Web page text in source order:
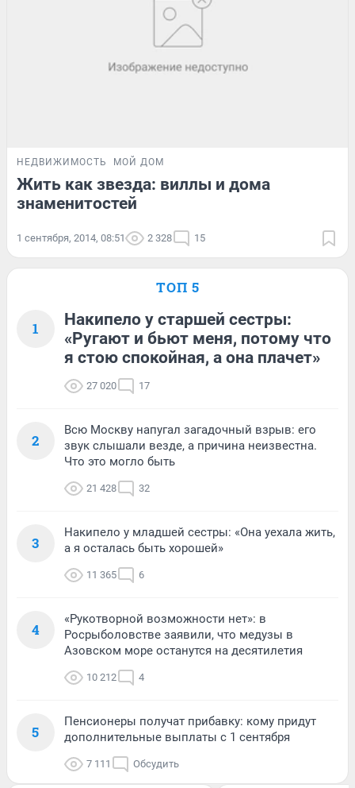
НЕДВИЖИМОСТЬ МОЙ ДОМ
Жить как звезда: виллы и дома
знаменитостей
1 сентября, 2014, 08:51 2 328 15
ТОП 5
1
Накипело у старшей сестры:
«Ругают и бьют меня, потому что
я стою спокойная, а она плачет»
27 020 17
2
Всю Москву напугал загадочный взрыв: его
звук слышали везде, а причина неизвестна.
Что это могло быть
21 428 32
3
Накипело у младшей сестры: «Она уехала жить,
а я осталась быть хорошей»
11 365 6
4
«Рукотворной возможности нет»: в
Росрыболовстве заявили, что медузы в
Азовском море останутся на десятилетия
10 212 4
5
Пенсионеры получат прибавку: кому придут
дополнительные выплаты с 1 сентября
7 111 Обсудить